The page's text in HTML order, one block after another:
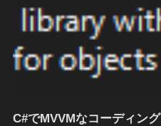
C#でMVVMなコーディング